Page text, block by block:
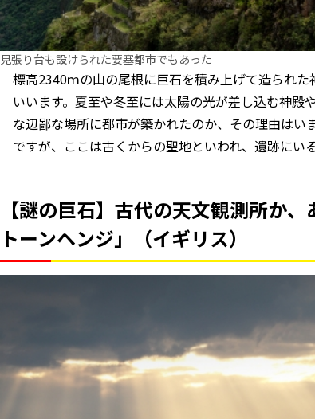
見張り台も設けられた要塞都市でもあった
標高2340ｍの山の尾根に巨石を積み上げて造られ
いいます。夏至や冬至には太陽の光が差し込む神
な辺鄙な場所に都市が築かれたのか、その理由は
ですが、ここは古くからの聖地といわれ、遺跡にい
【謎の巨石】古代の天文観測所か
トーンヘンジ」（イギリス）